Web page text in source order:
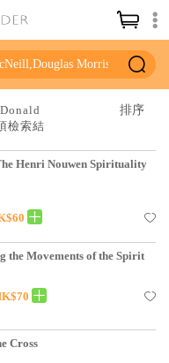
檢索結
Henri Nouwen Spirituality
Movements of the Spirit
Cross